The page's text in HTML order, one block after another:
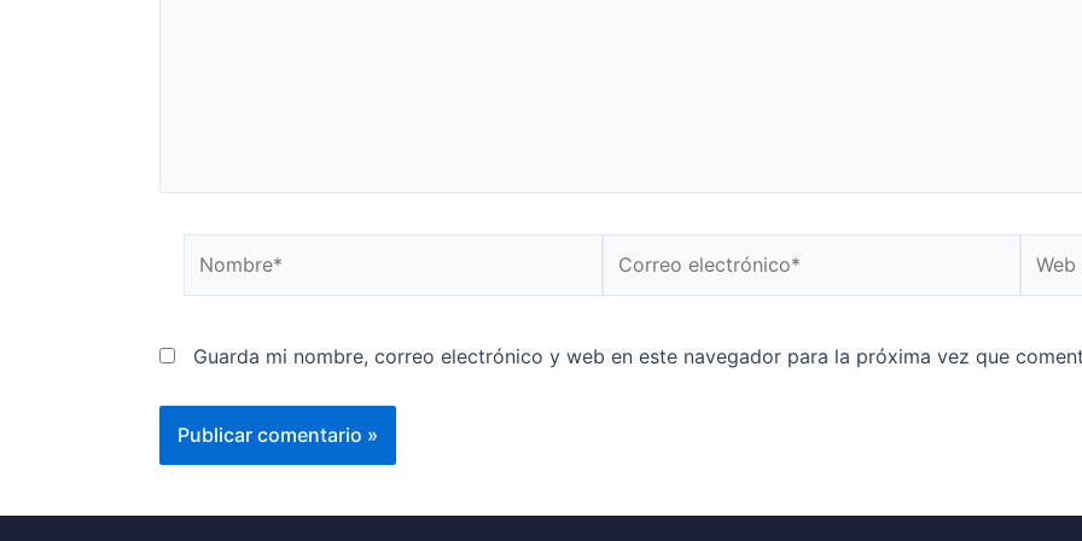
Guarda mi nombre, correo electrónico y web en este navegador para la próxima vez que